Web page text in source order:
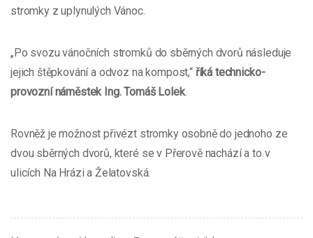
stromky z uplynulých Vánoc.
„Po svozu vánočních stromků do sběrných dvorů následuje
jejich štěpkování a odvoz na kompost,“ říká technicko-
provozní náměstek Ing. Tomáš Lolek.
Rovněž je možnost přivézt stromky osobně do jednoho ze
dvou sběrných dvorů, které se v Přerově nachází a to v
ulicích Na Hrázi a Želatovská.